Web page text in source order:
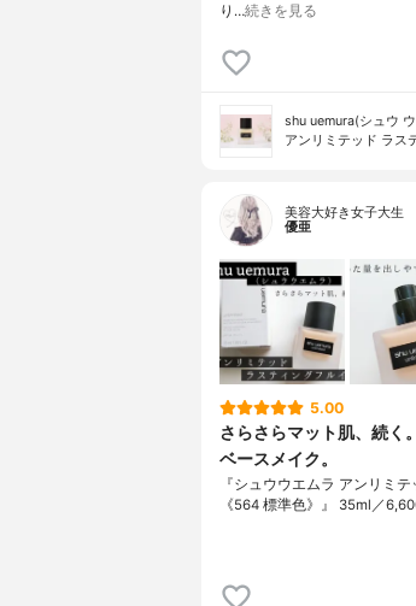
り…続きを見る
shu uemura(シュウ
アンリミテッド ラス
美容大好き女子大生
優亜
5.00
さらさらマット肌、続く
ベースメイク。
『シュウウエムラ アンリミ
《564 標準色》』 35ml／